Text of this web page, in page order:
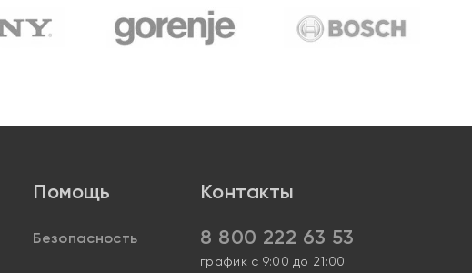
Помощь
Безопасность
Контакты
8 800 222 63 53
график с 9:00 до 21:00